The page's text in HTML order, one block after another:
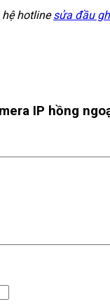
hệ hotlinesửa đầu
IP hồng